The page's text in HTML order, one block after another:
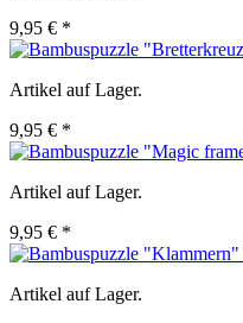
9,95 € *
Artikel auf Lager.
9,95 € *
Artikel auf Lager.
9,95 € *
Artikel auf Lager.